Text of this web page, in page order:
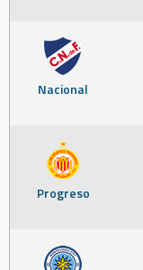
Nacional
Progreso